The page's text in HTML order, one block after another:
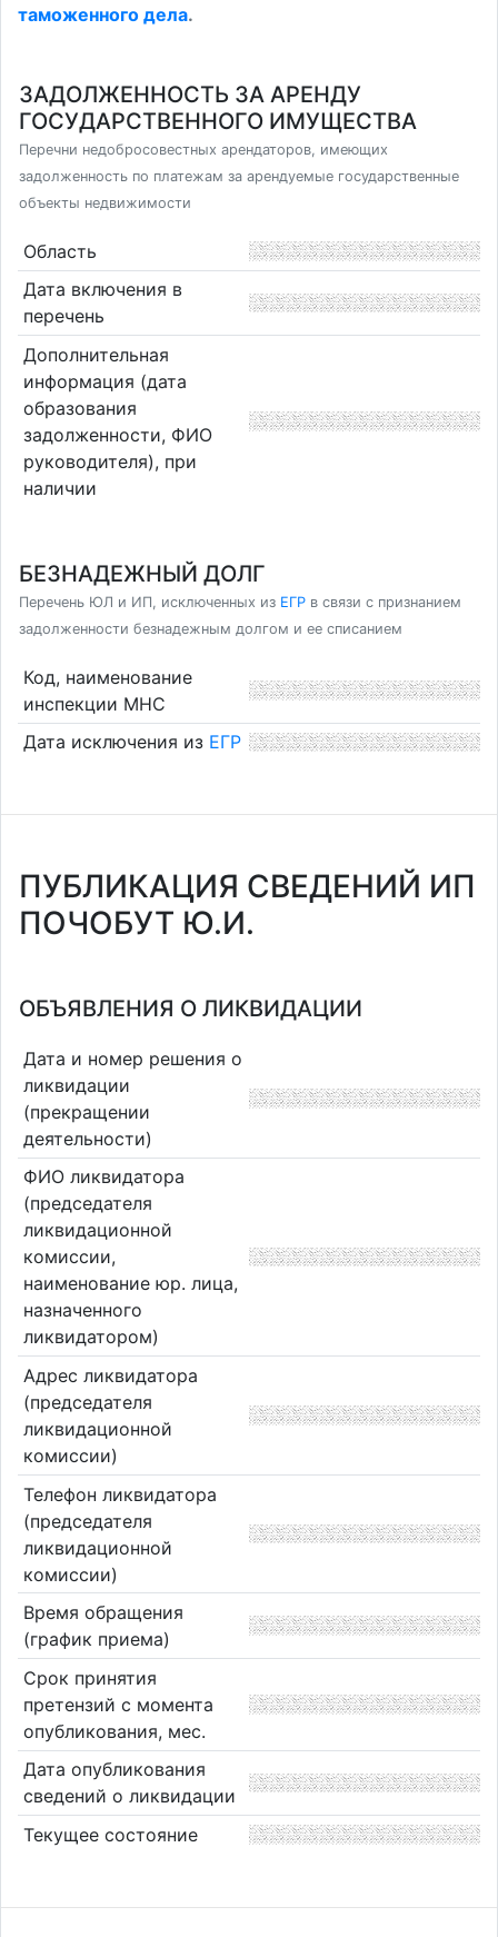
таможенного дела.
ЗАДОЛЖЕННОСТЬ ЗА АРЕНДУ
ГОСУДАРСТВЕННОГО ИМУЩЕСТВА
Перечни недобросовестных арендаторов, имеющих
задолженность по платежам за арендуемые государственные
объекты недвижимости
Область
Дата включения в
перечень
Дополнительная
информация (дата
образования
задолженности, ФИО
руководителя), при
наличии
БЕЗНАДЕЖНЫЙ ДОЛГ
Перечень ЮЛ и ИП, исключенных из ЕГР в связи с признанием
задолженности безнадежным долгом и ее списанием
Код, наименование
инспекции МНС
Дата исключения из ЕГР
ПУБЛИКАЦИЯ СВЕДЕНИЙ ИП
ПОЧОБУТ Ю.И.
ОБЪЯВЛЕНИЯ О ЛИКВИДАЦИИ
Дата и номер решения о
ликвидации
(прекращении
деятельности)
ФИО ликвидатора
(председателя
ликвидационной
комиссии,
наименование юр. лица,
назначенного
ликвидатором)
Адрес ликвидатора
(председателя
ликвидационной
комиссии)
Телефон ликвидатора
(председателя
ликвидационной
комиссии)
Время обращения
(график приема)
Срок принятия
претензий с момента
опубликования, мес.
Дата опубликования
сведений о ликвидации
Текущее состояние